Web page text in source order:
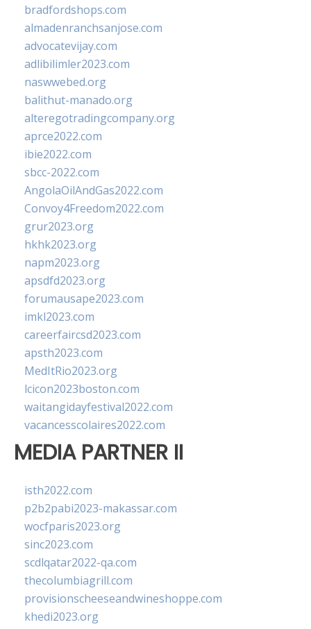
bradfordshops.com
almadenranchsanjose.com
advocatevijay.com
adlibilimler2023.com
naswwebed.org
balithut-manado.org
alteregotradingcompany.org
aprce2022.com
ibie2022.com
sbcc-2022.com
AngolaOilAndGas2022.com
Convoy4Freedom2022.com
grur2023.org
hkhk2023.org
napm2023.org
apsdfd2023.org
forumausape2023.com
imkl2023.com
careerfaircsd2023.com
apsth2023.com
MedItRio2023.org
lcicon2023boston.com
waitangidayfestival2022.com
vacancesscolaires2022.com
MEDIA PARTNER II
isth2022.com
p2b2pabi2023-makassar.com
wocfparis2023.org
sinc2023.com
scdlqatar2022-qa.com
thecolumbiagrill.com
provisionscheeseandwineshoppe.com
khedi2023.org